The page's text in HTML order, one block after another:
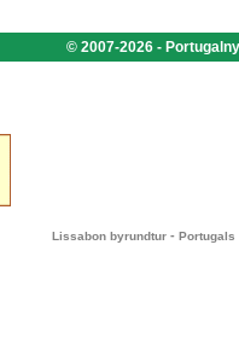
© 2007-2026 -
Lissabon byrundtur - Portugals